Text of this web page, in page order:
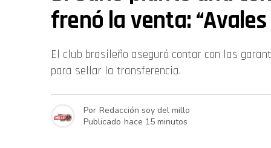
frenó la venta:
El club brasileño aseguró contar con las
para sellar la transferencia.
Por Redacción soy del millo
Publicado hace 15 minutos